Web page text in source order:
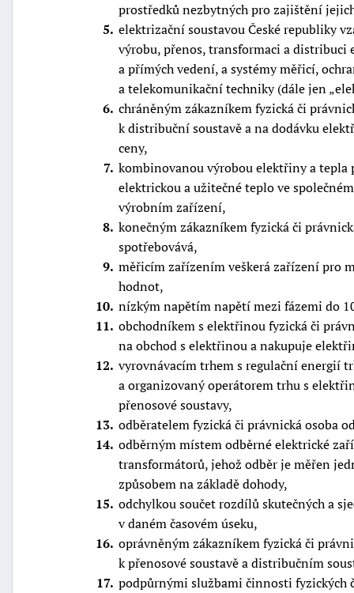
prostředků nezbytných pro zajištění
5 elektrizační soustavou České republiky
výrobu, přenos, transformaci a
a přímých vedení, a systémy měřicí,
a telekomunikační techniky (dále jen
6 chráněným zákazníkem fyzická či
k distribuční soustavě a na dodávku
ceny,
7 kombinovanou výrobou elektřiny a
elektrickou a užitečné teplo ve
výrobním zařízení,
8 konečným zákazníkem fyzická či
spotřebovává,
9 měřicím zařízením veškerá zařízení pro
hodnot,
10 nízkým napětím napětí mezi fázemi do
11 obchodníkem s elektřinou fyzická či
na obchod s elektřinou a nakupuje
12 vyrovnávacím trhem s regulační energií
a organizovaný operátorem trhu s
přenosové soustavy,
13 odběratelem fyzická či právnická osoba
14 odběrným místem odběrné elektrické
transformátorů, jehož odběr je měřen
způsobem na základě dohody,
15 odchylkou součet rozdílů skutečných a
v daném časovém úseku,
16 oprávněným zákazníkem fyzická či
k přenosové soustavě a distribučním
17 podpůrnými službami činnosti fyzických